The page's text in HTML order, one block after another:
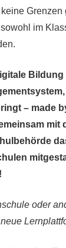
Grenzen
im
Bildung
– made
mit
oder